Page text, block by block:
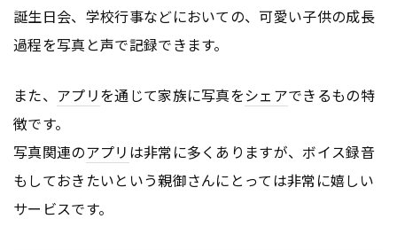
誕生日会、学校行事などにおいての、可愛い子供の成長
過程を写真と声で記録できます。
また、 アプリを通じて家族に写真をシェアできるもの特
徴です。
写真関連のアプリ は非常に多くありますが、ボイス録音
もしておきたいという親御さんにとっては非常に嬉しい
サービスです。